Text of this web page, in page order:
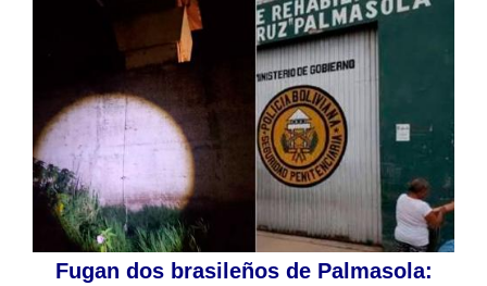
Fugan dos brasileños de Palmasola: